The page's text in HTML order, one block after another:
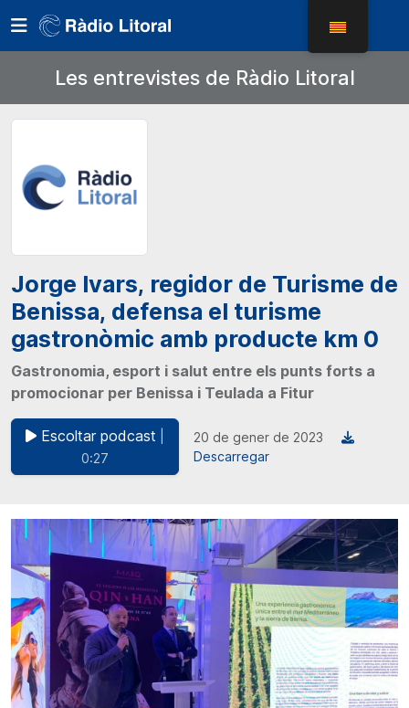
Les entrevistes de Ràdio Litoral
Jorge Ivars, regidor de Turisme de
Benissa, defensa el turisme
gastronòmic amb producte km 0
Gastronomia, esport i salut entre els punts forts a
promocionar per Benissa i Teulada a Fitur
Escoltar podcast
0:27
20 de gener de 2023
Descarregar